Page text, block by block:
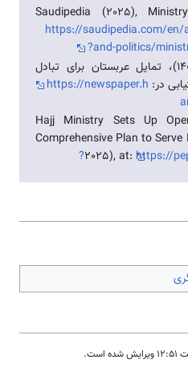
Saudipedia (2025),
https://saudipedia.com/en/
and-politics/
همشهری (29 مهر 1402)، تمایل عربستان برای تبادل
در: https://newspaper.h
Hajj Ministry Sets Up
Comprehensive Plan to
2025), at: https://